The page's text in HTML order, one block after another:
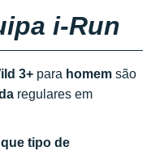
i-Run
3+ para homem são
regulares em
tipo de